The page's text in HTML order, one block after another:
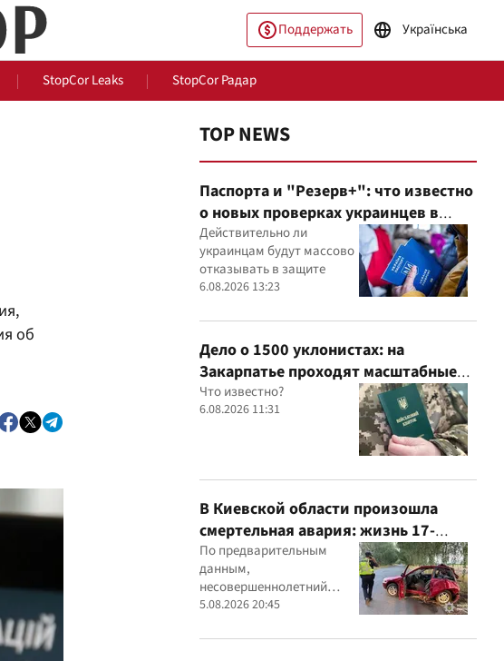
Поддержать Українська
StopCor Leaks StopCor Радар
Мир
об
TOP NEWS
Паспорта и "Резерв+": что известно
о новых проверках украинцев в
Румынии
Действительно ли
украинцам будут массово
отказывать в защите
6.08.2026 13:23
Дело о 1500 уклонистах: на
Закарпатье проходят масштабные
обыски в ТЦК, – Глагола
Что известно?
6.08.2026 11:31
В Киевской области произошла
смертельная авария: жизнь 17-
летнего водителя спасти не удалось
По предварительным
данным,
несовершеннолетний
водитель Mitsubishi не
после чего автомобиль
5.08.2026 20:45